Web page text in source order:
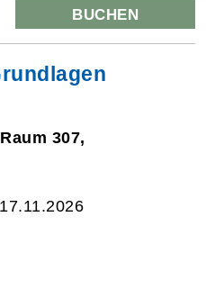
BUCHEN
307,